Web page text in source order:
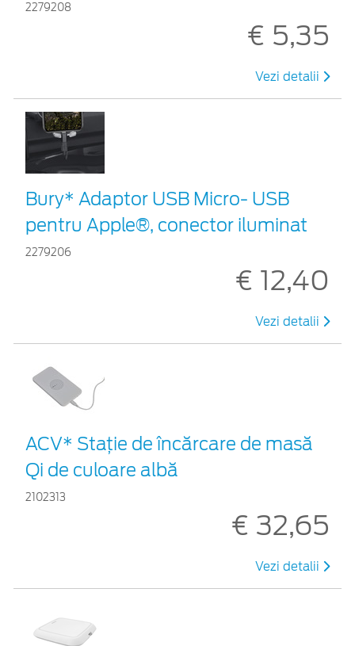
2279208
€ 5,35
Vezi detalii
Bury* Adaptor USB Micro- USB
pentru Apple®, conector iluminat
2279206
€ 12,40
Vezi detalii
ACV* Stație de încărcare de masă
Qi de culoare albă
2102313
€ 32,65
Vezi detalii